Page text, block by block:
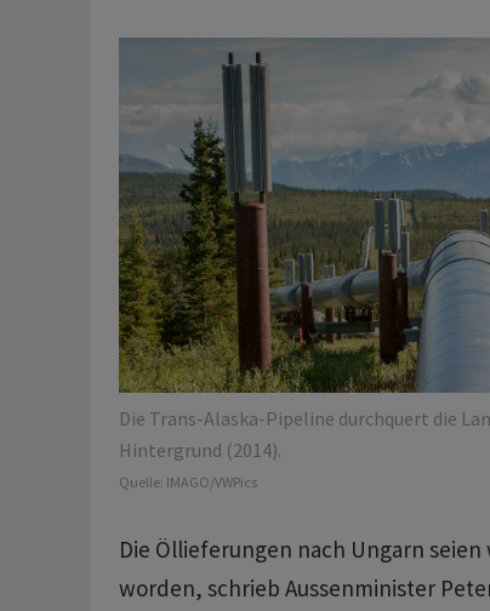
Die Trans-Alaska-Pipeline durchquert die
Hintergrund (2014).
Quelle: IMAGO/VWPics
Die Öllieferungen nach Ungarn
worden, schrieb Aussenminister